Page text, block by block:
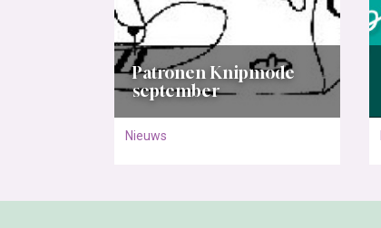
Patronen Knipmode
september
Nieuws